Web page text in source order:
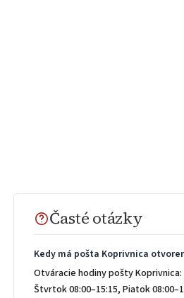
Časté otázky
Kedy má pošta Koprivnica
Otváracie hodiny pošty Koprivnica:
Štvrtok 08:00–15:15, Piatok